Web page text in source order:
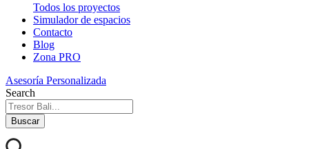
Todos los proyectos
Simulador de espacios
Contacto
Blog
Zona PRO
Asesoría Personalizada
Search
Buscar